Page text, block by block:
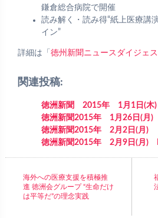
鎌倉総合病院で開催
読み解く・読み得“紙上医療講
イン”
詳細は「 徳州新聞ニュースダイジェス
関連投稿:
徳洲新聞 2015年 1月1日(
徳洲新聞2015年 1月26日(月
徳洲新聞2015年 2月2日(月)
徳洲新聞2015年 2月9日(月)
海外への医療支援を積極推
進 徳洲会グループ “生命だけ
は平等だ”の理念実践